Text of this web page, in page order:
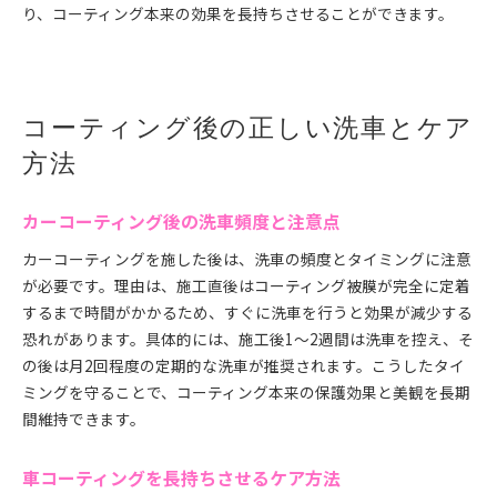
り、コーティング本来の効果を長持ちさせることができます。
コーティング後の正しい洗車とケア
方法
カーコーティング後の洗車頻度と注意点
カーコーティングを施した後は、洗車の頻度とタイミングに注意
が必要です。理由は、施工直後はコーティング被膜が完全に定着
するまで時間がかかるため、すぐに洗車を行うと効果が減少する
恐れがあります。具体的には、施工後1〜2週間は洗車を控え、そ
の後は月2回程度の定期的な洗車が推奨されます。こうしたタイ
ミングを守ることで、コーティング本来の保護効果と美観を長期
間維持できます。
車コーティングを長持ちさせるケア方法